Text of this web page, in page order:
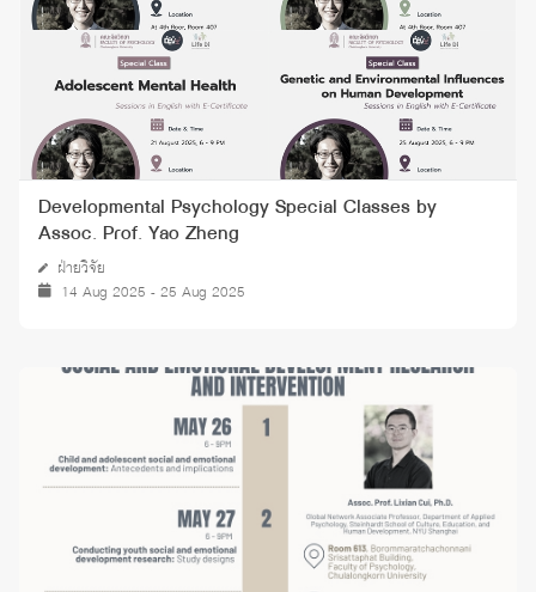
Developmental Psychology Special Classes by
Assoc. Prof. Yao Zheng
ฝ่ายวิจัย
14 Aug 2025 - 25 Aug 2025